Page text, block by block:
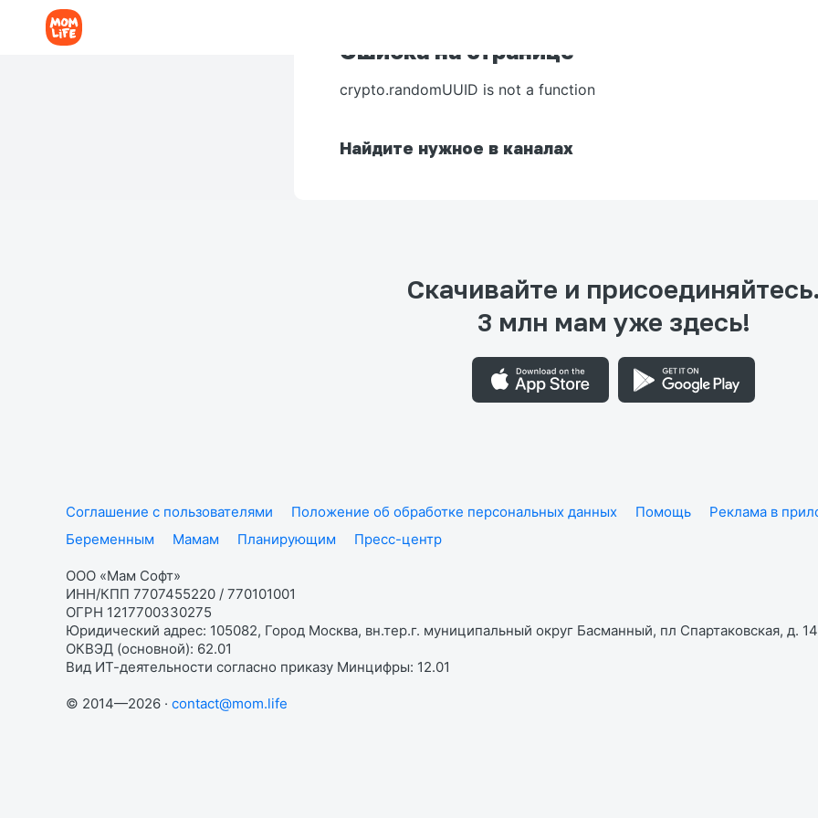
Ошибка на странице
crypto.randomUUID is not a function
Найдите нужное в каналах
Скачивайте и присоединяйтесь.
3 млн мам уже здесь!
Соглашение с пользователями Положение об обработке персональных данных Помощь Реклама в
Беременным
Мамам Планирующим Пресс-центр
ООО «Мам Софт»
ИНН/КПП 7707455220 / 770101001
ОГРН 1217700330275
Юридический адрес: 105082, Город Москва, вн.тер.г. муниципальный округ Басманный, пл Спартаковская, д.
ОКВЭД (основной): 62.01
Вид ИТ-деятельности согласно приказу Минцифры: 12.01
© 2014—2026 · contact@mom.life